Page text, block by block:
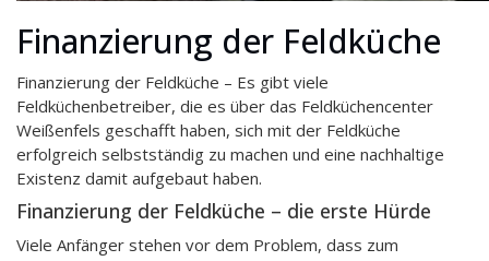
Finanzierung der Feldküche
Finanzierung der Feldküche – Es gibt viele
Feldküchenbetreiber, die es über das Feldküchencenter
Weißenfels geschafft haben, sich mit der Feldküche
erfolgreich selbstständig zu machen und eine nachhaltige
Existenz damit aufgebaut haben.
Finanzierung der Feldküche – die erste Hürde
Viele Anfänger stehen vor dem Problem, dass zum